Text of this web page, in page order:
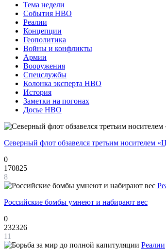
Тема недели
События НВО
Реалии
Концепции
Геополитика
Войны и конфликты
Армии
Вооружения
Спецслужбы
Колонка эксперта НВО
История
Заметки на погонах
Досье НВО
Северный флот обзавелся третьим носителем
0
170825
8
Российские бомбы умнеют и набирают вес
0
232326
11
Реалии